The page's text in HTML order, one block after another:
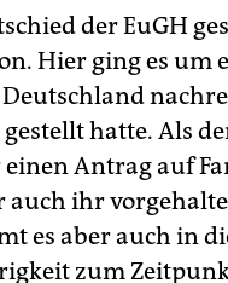
der EuGH
Hier ging es um
hatte. Als
einen Antrag auf
auch ihr
es aber auch in
zum